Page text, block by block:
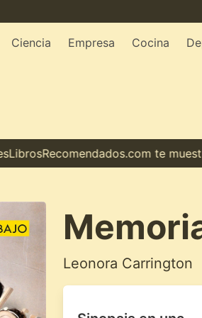
Ciencia Empresa Cocina
te muestra
Leonora Carrington